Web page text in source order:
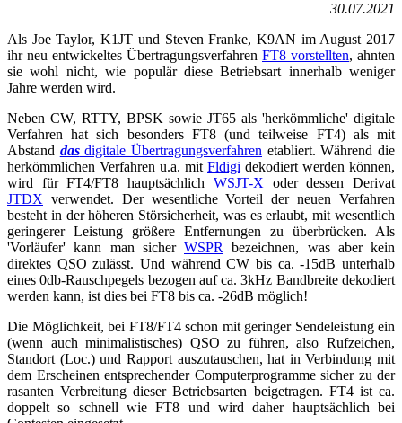
30.07.2021
Als Joe Taylor, K1JT und Steven Franke, K9AN im August 2017
ihr neu entwickeltes Übertragungsverfahren FT8 vorstellten, ahnten
sie wohl nicht, wie populär diese Betriebsart innerhalb weniger
Jahre werden wird.
Neben CW, RTTY, BPSK sowie JT65 als 'herkömmliche' digitale
Verfahren hat sich besonders FT8 (und teilweise FT4) als mit
Abstand dasdigitale Übertragungsverfahren etabliert. Während die
herkömmlichen Verfahren u.a. mit Fldigi dekodiert werden können,
wird für FT4/FT8 hauptsächlich WSJT-X oder dessen Derivat
JTDX verwendet. Der wesentliche Vorteil der neuen Verfahren
besteht in der höheren Störsicherheit, was es erlaubt, mit wesentlich
geringerer Leistung größere Entfernungen zu überbrücken. Als
'Vorläufer' kann man sicher WSPR
bezeichnen, was aber kein
direktes QSO zulässt. Und während CW bis ca. -15dB unterhalb
eines 0db-Rauschpegels bezogen auf ca. 3kHz Bandbreite dekodiert
werden kann, ist dies bei FT8 bis ca. -26dB möglich!
Die Möglichkeit, bei FT8/FT4 schon mit geringer Sendeleistung ein
(wenn auch minimalistisches) QSO zu führen, also Rufzeichen,
Standort (Loc.) und Rapport auszutauschen, hat in Verbindung mit
dem Erscheinen entsprechender Computerprogramme sicher zu der
rasanten Verbreitung dieser Betriebsarten beigetragen. FT4 ist ca.
doppelt so schnell wie FT8 und wird daher hauptsächlich bei